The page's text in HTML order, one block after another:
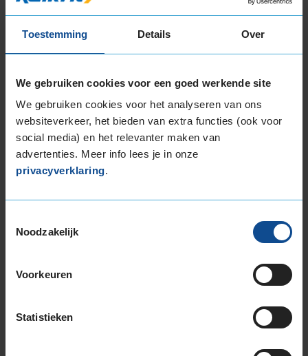
Toestemming Details Over
We gebruiken cookies voor een goed werkende site
We gebruiken cookies voor het analyseren van ons
websiteverkeer, het bieden van extra functies (ook voor
social media) en het relevanter maken van
advertenties. Meer info lees je in onze
privacyverklaring.
Noodzakelijk
Voorkeuren
Statistieken
In de categorie grip op nat wegdek is deze band
deze band zeer goede grip heeft bij natte
weersomstandigheden.
De band heeft een extern rolgeluid van 69 dB
met A-notering, wat betekent dat deze band
een stille geluidsproductie heeft.
Wil je nog meer informatie over het
bandenlabel van deze band, klik dan
10,0